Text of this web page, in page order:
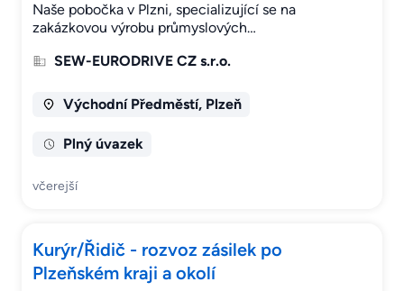
Naše pobočka v Plzni, specializující se na
zakázkovou výrobu průmyslových…
SEW-EURODRIVE CZ s.r.o.
Východní Předměstí, Plzeň
Plný úvazek
včerejší
Kurýr/Řidič - rozvoz zásilek po
Plzeňském kraji a okolí